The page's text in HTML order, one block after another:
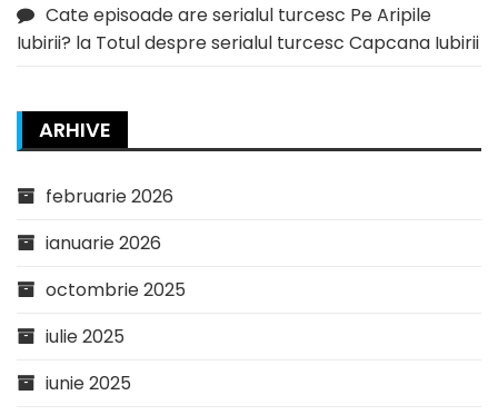
Cate episoade are serialul turcesc Pe Aripile
Iubirii? la Totul despre serialul turcesc Capcana Iubirii
ARHIVE
februarie 2026
ianuarie 2026
octombrie 2025
iulie 2025
iunie 2025